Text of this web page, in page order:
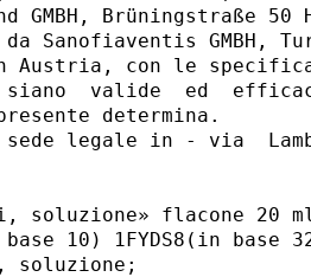
GMBH, Brüningstraße 50
Sanofiaventis GMBH,
Austria, con le
siano  valide  ed
determina.
legale in - via
soluzione» flacone 20
10) 1FYDS8(in base
soluzione;